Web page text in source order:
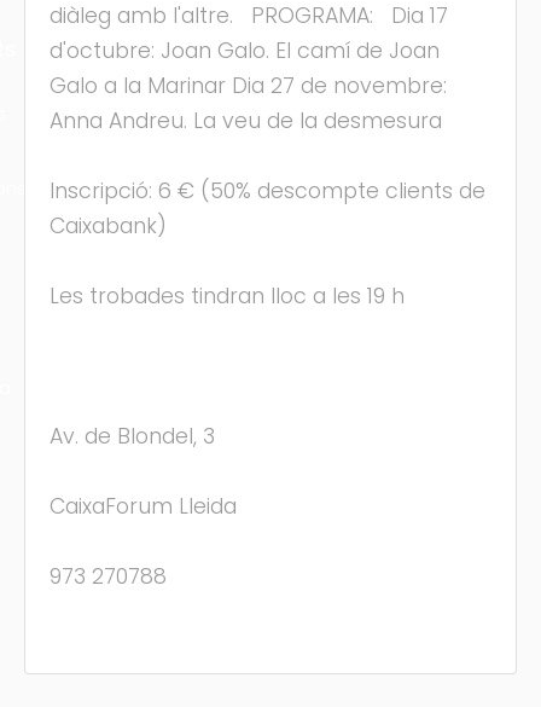
diàleg amb l'altre. PROGRAMA: Dia 17
d'octubre: Joan Galo. El camí de Joan
Galo a la Marinar Dia 27 de novembre:
Anna Andreu. La veu de la desmesura
Inscripció: 6 € (50% descompte clients de
Caixabank)
Les trobades tindran lloc a les 19 h
Av. de Blondel, 3
CaixaForum Lleida
973 270788